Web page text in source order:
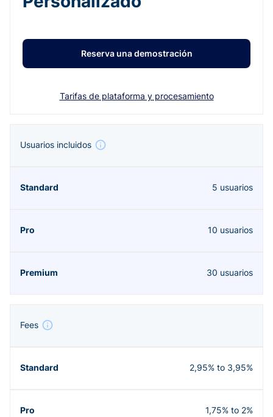
Reserva una demostración
Tarifas de plataforma y procesamiento
Usuarios incluidos
5 usuarios
10 usuarios
30 usuarios
Fees
2,95% to 3,95%
1,75% to 2%